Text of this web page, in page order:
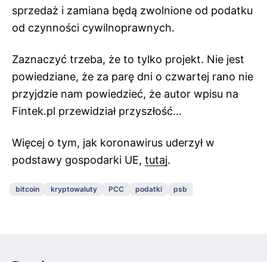
sprzedaż i zamiana będą zwolnione od podatku
od czynności cywilnoprawnych.
Zaznaczyć trzeba, że to tylko projekt. Nie jest
powiedziane, że za parę dni o czwartej rano nie
przyjdzie nam powiedzieć, że autor wpisu na
Fintek.pl przewidział przyszłość…
Więcej o tym, jak koronawirus uderzył w
podstawy gospodarki UE, tutaj.
bitcoin kryptowaluty PCC podatki psb